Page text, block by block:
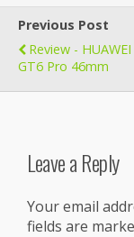
Previous Post
Review -
GT6 Pro 46mm
Leave a Reply
Your email
fields are